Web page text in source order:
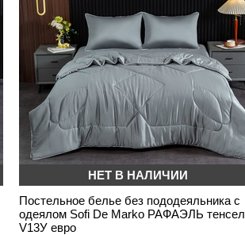
НЕТ В НАЛИЧИИ
Постельное белье без пододеяльника с
одеялом Sofi De Marko РАФАЭЛЬ
V13У евро